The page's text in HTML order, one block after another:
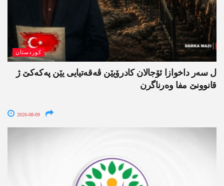
کوردستان
ل سەر داخوازا ئۆجالان کادرۆیێن ڤەقەتیایی یێن پەکەکێ ژ
قانوونێ مفا وەرناگرن
2026-08-09